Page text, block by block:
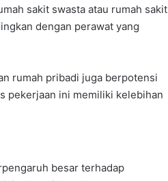
sakit swasta atau rumah sakit
dengan perawat yang
rumah pribadi juga berpotensi
pekerjaan ini memiliki kelebihan
besar terhadap